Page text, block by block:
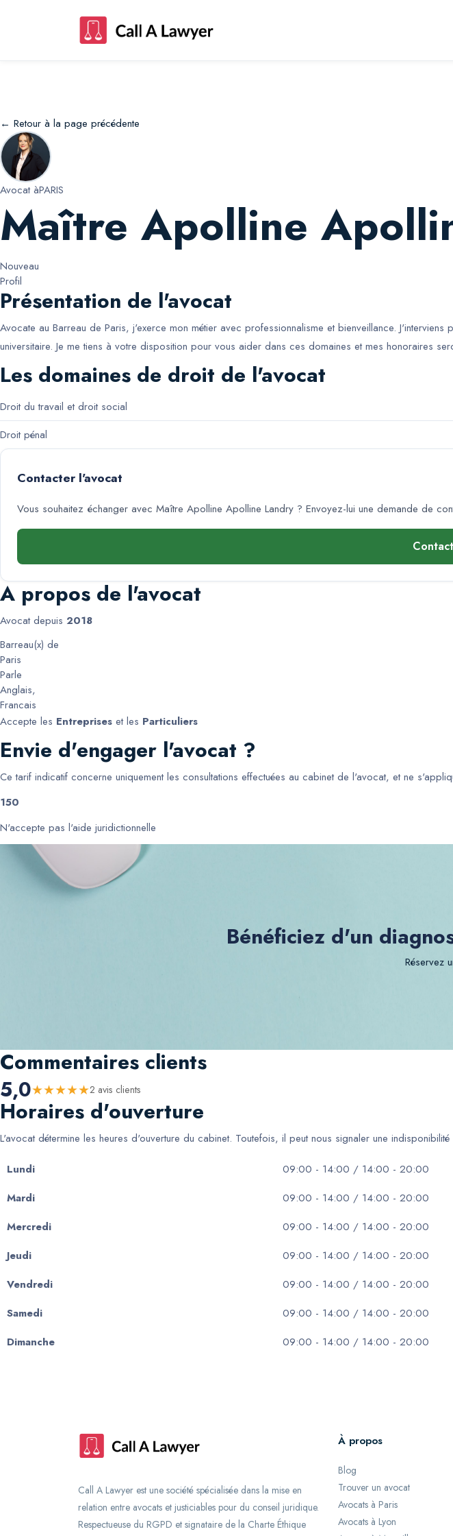
← Retour à la page précédente
Avocat àPARIS
Maître Apolline
Nouveau
Profil
Présentation de l'avocat
Avocate au Barreau de Paris, j'exerce mon métier avec professionnalisme et bienveillance.
universitaire. Je me tiens à votre disposition pour vous aider dans ces domaines et mes honoraires
Les domaines de droit de l'avocat
Droit du travail et droit social
Droit pénal
Contacter l'avocat
Vous souhaitez échanger avec Maître Apolline Apolline Landry ? Envoyez-lui une demande de
A propos de l'avocat
Avocat depuis 2018
Barreau(x) de
Paris
Parle
Anglais,
Francais
Accepte les Entreprises et les Particuliers
Envie d'engager l'avocat ?
Ce tarif indicatif concerne uniquement les consultations effectuées au cabinet de l'avocat, et ne
150
N'accepte pas l'aide juridictionnelle
Bénéficiez d'un
Réservez
Commentaires clients
5,0★★★★★2 avis clients
Horaires d'ouverture
L'avocat détermine les heures d'ouverture du cabinet. Toutefois, il peut nous signaler une
Lundi
09:00 - 14:00 / 14:00 - 20:00
Mardi
09:00 - 14:00 / 14:00 - 20:00
Mercredi
09:00 - 14:00 / 14:00 - 20:00
Jeudi
09:00 - 14:00 / 14:00 - 20:00
Vendredi
09:00 - 14:00 / 14:00 - 20:00
Samedi
09:00 - 14:00 / 14:00 - 20:00
Dimanche
09:00 - 14:00 / 14:00 - 20:00
Call A Lawyer est une société spécialisée dans la mise en
relation entre avocats et justiciables pour du conseil juridique.
Respectueuse du RGPD et signataire de la Charte Éthique
À propos
Blog
Trouver un avocat
Avocats à Paris
Avocats à Lyon